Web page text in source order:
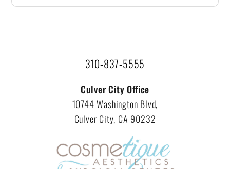
310-837-5555
Culver City Office
10744 Washington Blvd,
Culver City, CA 90232